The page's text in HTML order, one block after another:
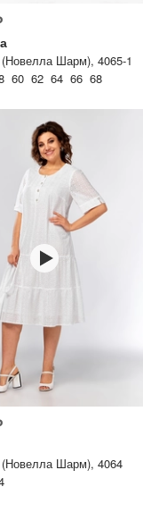
Шарм), 4065-1
60 62 64 66 68
(Новелла Шарм), 4064